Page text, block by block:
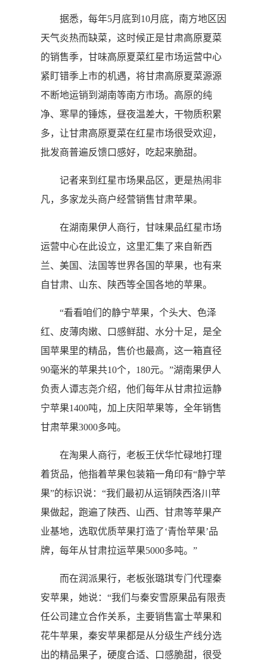
据悉，每年5月底到10月底，南方地区因
天气炎热而缺菜，这时候正是甘肃高原夏菜
的销售季，甘味高原夏菜红星市场运营中心
紧盯错季上市的机遇，将甘肃高原夏菜源源
不断地运销到湖南等南方市场。高原的纯
净、寒旱的锤炼，昼夜温差大，干物质积累
多，让甘肃高原夏菜在红星市场很受欢迎，
批发商普遍反馈口感好，吃起来脆甜。
记者来到红星市场果品区，更是热闹非
凡，多家龙头商户经营销售甘肃苹果。
在湖南果伊人商行，甘味果品红星市场
运营中心在此设立，这里汇集了来自新西
兰、美国、法国等世界各国的苹果，也有来
自甘肃、山东、陕西等全国各地的苹果。
“看看咱们的静宁苹果，个头大、色泽
红、皮薄肉嫩、口感鲜甜、水分十足，是全
国苹果里的精品，售价也最高，这一箱直径
90毫米的苹果共10个，180元。”湖南果伊人
负责人谭志尧介绍，他们每年从甘肃拉运静
宁苹果1400吨，加上庆阳苹果等，全年销售
甘肃苹果3000多吨。
在淘果人商行，老板王伏华忙碌地打理
着货品，他指着苹果包装箱一角印有“静宁苹
果”的标识说：“我们最初从运销陕西洛川苹
果做起，跑遍了陕西、山西、甘肃等苹果产
业基地，选取优质苹果打造了‘青怡苹果’品
牌，每年从甘肃拉运苹果5000多吨。”
而在润派果行，老板张璐琪专门代理秦
安苹果，她说：“我们与秦安雪原果品有限责
任公司建立合作关系，主要销售富士苹果和
花牛苹果，秦安苹果都是从分级生产线分选
出的精品果子，硬度合适、口感脆甜，很受